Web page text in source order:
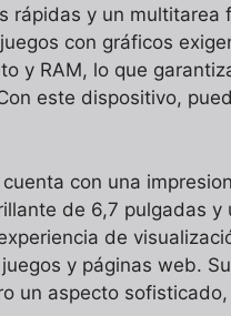
rápidas y un multitarea
con gráficos
y RAM, lo que
este dispositivo,
con una
de 6,7 pulgadas
de
y páginas web.
un aspecto